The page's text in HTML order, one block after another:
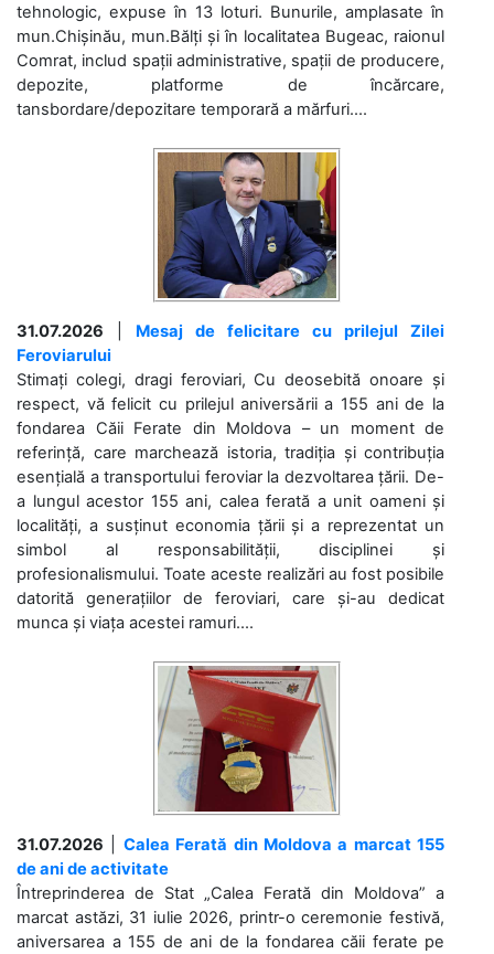
tehnologic, expuse în 13 loturi. Bunurile, amplasate în
mun.Chișinău, mun.Bălți și în localitatea Bugeac, raionul
Comrat, includ spații administrative, spații de producere,
depozite, platforme de încărcare,
tansbordare/depozitare temporară a mărfuri....
31.07.2026
Mesaj de felicitare cu prilejul Zilei
Feroviarului
Stimați colegi, dragi feroviari, Cu deosebită onoare și
respect, vă felicit cu prilejul aniversării a 155 ani de la
fondarea Căii Ferate din Moldova – un moment de
referință, care marchează istoria, tradiția și contribuția
esențială a transportului feroviar la dezvoltarea țării. De-
a lungul acestor 155 ani, calea ferată a unit oameni și
localități, a susținut economia țării și a reprezentat un
simbol al responsabilității, disciplinei și
profesionalismului. Toate aceste realizări au fost posibile
datorită generațiilor de feroviari, care și-au dedicat
munca și viața acestei ramuri....
31.07.2026
Calea Ferată din Moldova a marcat 155
de ani de activitate
Întreprinderea de Stat „Calea Ferată din Moldova” a
marcat astăzi, 31 iulie 2026, printr-o ceremonie festivă,
aniversarea a 155 de ani de la fondarea căii ferate pe